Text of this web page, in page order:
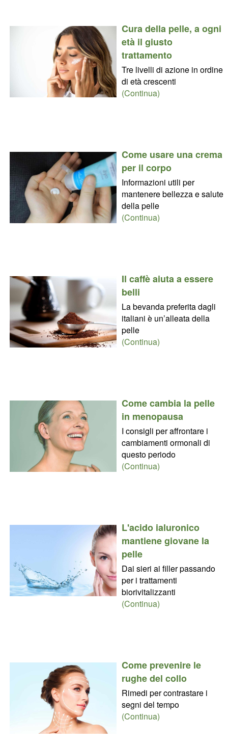
Cura della pelle, a ogni
età il giusto
trattamento
Tre livelli di azione in ordine
di età crescenti
(Continua)
Come usare una crema
per il corpo
Informazioni utili per
mantenere bellezza e salute
della pelle
(Continua)
Il caffè aiuta a essere
belli
La bevanda preferita dagli
italiani è un’alleata della
pelle
(Continua)
Come cambia la pelle
in menopausa
I consigli per affrontare i
cambiamenti ormonali di
questo periodo
(Continua)
L'acido ialuronico
mantiene giovane la
pelle
Dai sieri ai filler passando
per i trattamenti
biorivitalizzanti
(Continua)
Come prevenire le
rughe del collo
Rimedi per contrastare i
segni del tempo
(Continua)